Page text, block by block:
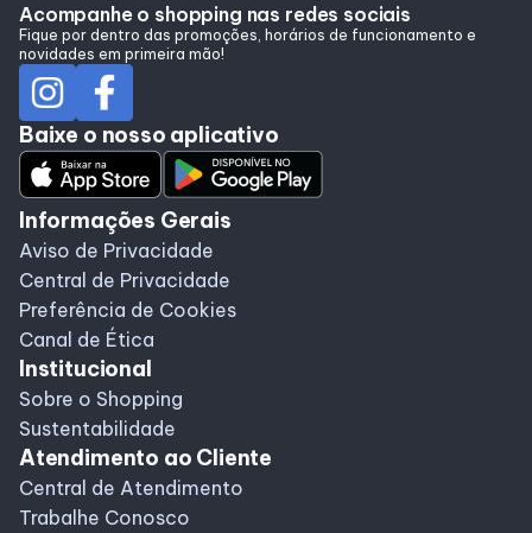
Programa de benefícios
Acompanhe o shopping nas redes sociais
Fique por dentro das promoções, horários de funcionamento e
novidades em primeira mão!
Baixe o nosso aplicativo
Informações Gerais
Aviso de Privacidade
Central de Privacidade
Preferência de Cookies
Canal de Ética
Institucional
Sobre o Shopping
Sustentabilidade
Atendimento ao Cliente
Central de Atendimento
Trabalhe Conosco